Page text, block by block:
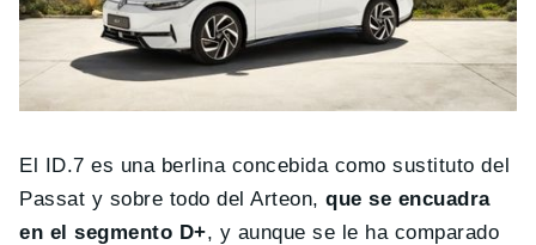
El ID.7 es una berlina concebida como sustituto del
Passat y sobre todo del Arteon,que se encuadra
en el segmento D+, y aunque se le ha comparado